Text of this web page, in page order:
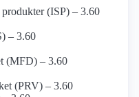
(ISP) – 3.60
– 3.60
(MFD) – 3.60
(PRV) – 3.60